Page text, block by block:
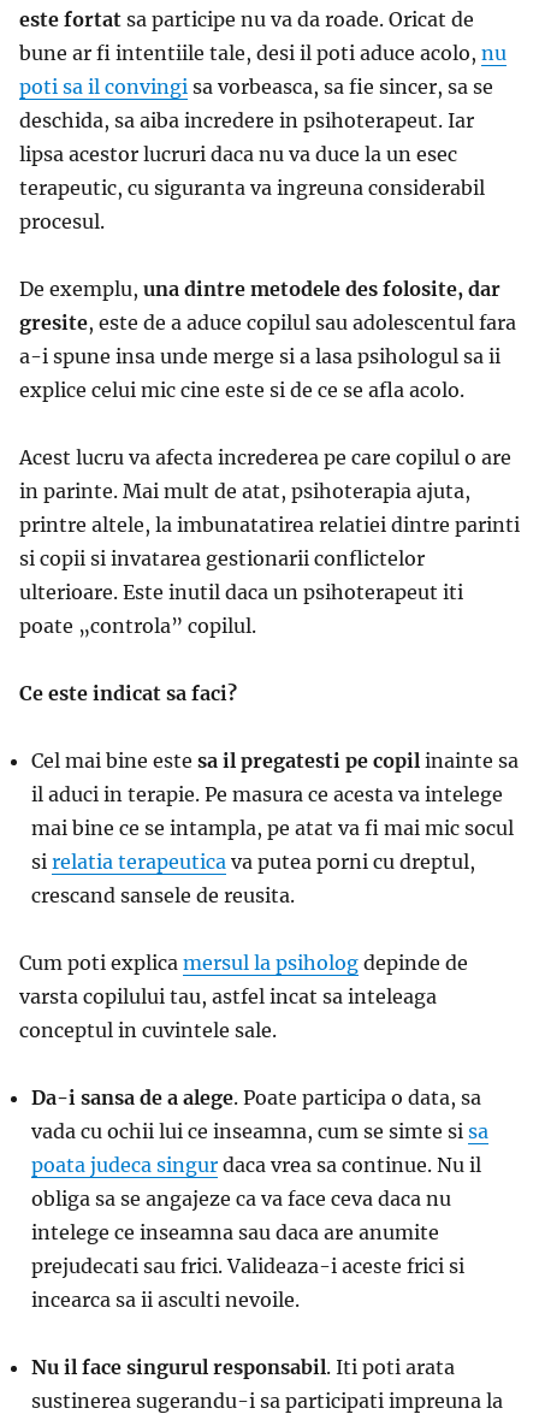
este fortat sa participe nu va da roade. Oricat de
bune ar fi intentiile tale, desi il poti aduce acolo, nu
poti sa il convingi sa vorbeasca, sa fie sincer, sa se
deschida, sa aiba incredere in psihoterapeut. Iar
lipsa acestor lucruri daca nu va duce la un esec
terapeutic, cu siguranta va ingreuna considerabil
procesul.
De exemplu, una dintre metodele des folosite, dar
gresite, este de a aduce copilul sau adolescentul fara
a-i spune insa unde merge si a lasa psihologul sa ii
explice celui mic cine este si de ce se afla acolo.
Acest lucru va afecta increderea pe care copilul o are
in parinte. Mai mult de atat, psihoterapia ajuta,
printre altele, la imbunatatirea relatiei dintre parinti
si copii si invatarea gestionarii conflictelor
ulterioare. Este inutil daca un psihoterapeut iti
poate „controla” copilul.
Ce este indicat sa faci?
Cel mai bine este sa il pregatesti pe copil inainte sa
il aduci in terapie. Pe masura ce acesta va intelege
mai bine ce se intampla, pe atat va fi mai mic socul
si relatia terapeutica va putea porni cu dreptul,
crescand sansele de reusita.
Cum poti explica mersul la psiholog depinde de
varsta copilului tau, astfel incat sa inteleaga
conceptul in cuvintele sale.
Da-i sansa de a alege. Poate participa o data, sa
vada cu ochii lui ce inseamna, cum se simte si sa
poata judeca singur daca vrea sa continue. Nu il
obliga sa se angajeze ca va face ceva daca nu
intelege ce inseamna sau daca are anumite
prejudecati sau frici. Valideaza-i aceste frici si
incearca sa ii asculti nevoile.
Nu il face singurul responsabil. Iti poti arata
sustinerea sugerandu-i sa participati impreuna la